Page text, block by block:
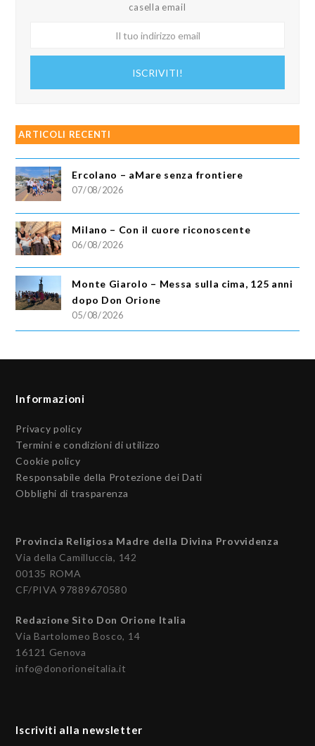
casella email
ISCRIVITI!
ARTICOLI RECENTI
Ercolano – aMare senza frontiere
07/08/2026
Milano – Con il cuore riconoscente
06/08/2026
Monte Giarolo – Messa sulla cima, 125 anni
dopo Don Orione
05/08/2026
Informazioni
Privacy policy
Termini e condizioni di utilizzo
Cookie policy
Responsabile della Protezione dei Dati
Obblighi di trasparenza
Provincia Religiosa Madre della Divina Provvidenza
Via della Camilluccia, 142
00135 ROMA
CF/PIVA 97889670580
Redazione Sito Don Orione Italia
Via Bartolomeo Bosco, 14
16121 Genova
info@donorioneitalia.it
Iscriviti alla newsletter